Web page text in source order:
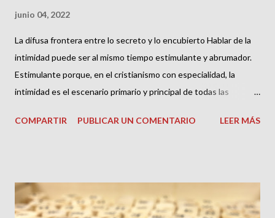
junio 04, 2022
La difusa frontera entre lo secreto y lo encubierto Hablar de la
intimidad puede ser al mismo tiempo estimulante y abrumador.
Estimulante porque, en el cristianismo con especialidad, la
intimidad es el escenario primario y principal de todas las
Cristo, como lo declaró puntualmente el rey David en el salmo
nosotros mismos. Pero abrumador, precisamente, por todo lo
que puede llegar a abarcar el ocuparnos de un fuero tan vasto
COMPARTIR PUBLICAR UN COMENTARIO LEER MÁS